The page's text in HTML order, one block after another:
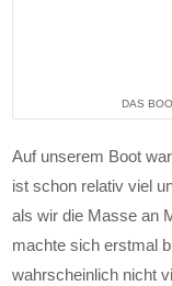
DAS
Auf unserem Boot
ist schon relativ viel
als wir die Masse an
machte sich erstmal
wahrscheinlich nicht